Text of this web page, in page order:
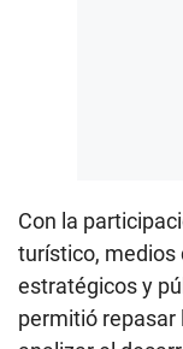
Con la
turístico, medios
estratégicos y
permitió repasar